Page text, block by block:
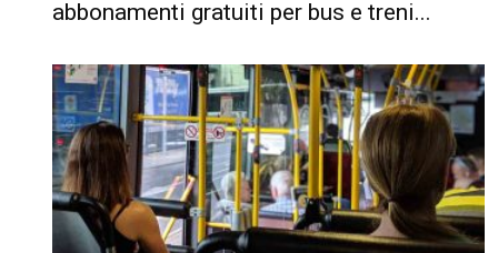
abbonamenti gratuiti per bus e treni...